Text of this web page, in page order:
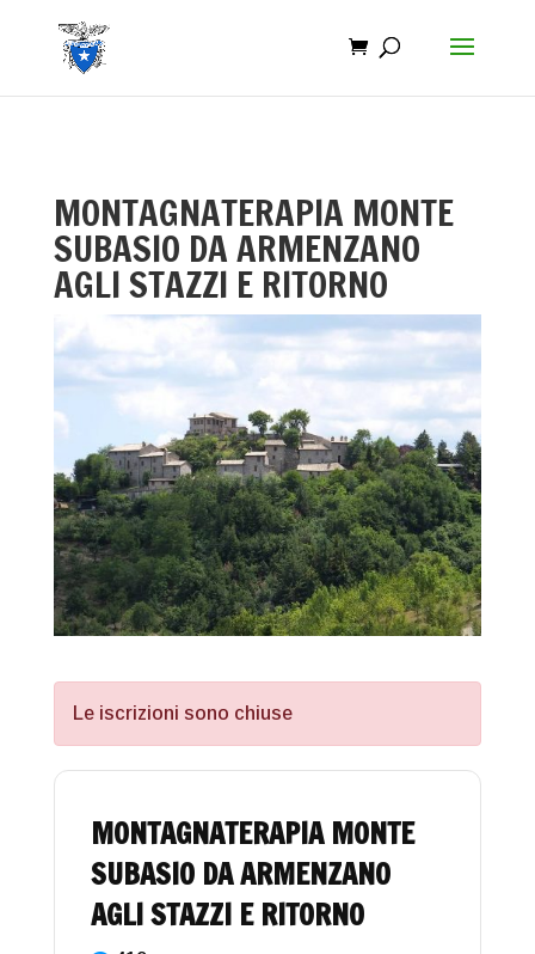
MONTAGNATERAPIA MONTE
SUBASIO DA ARMENZANO
AGLI STAZZI E RITORNO
Le iscrizioni sono chiuse
MONTAGNATERAPIA MONTE
SUBASIO DA ARMENZANO
AGLI STAZZI E RITORNO